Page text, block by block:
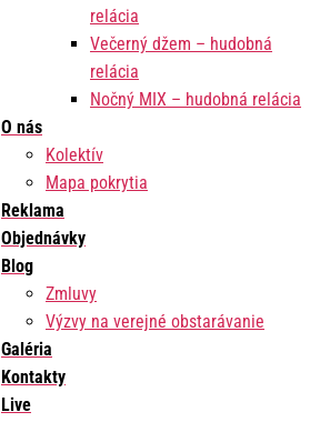
relácia
Večerný džem – hudobná
relácia
Nočný MIX – hudobná relácia
O nás
Kolektív
Mapa pokrytia
Reklama
Objednávky
Blog
Zmluvy
Výzvy na verejné obstarávanie
Galéria
Kontakty
Live